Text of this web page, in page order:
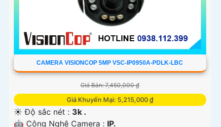
CAMERA VISIONCOP 5MP VSC-IP0950A-PDLK-LBC
Giá Bán: 7,450,000 ₫
Giá Khuyến Mại: 5,215,000 ₫
☀️ Độ sắc nét : 3k .
🤖️ Công Nghệ Camera : IP.